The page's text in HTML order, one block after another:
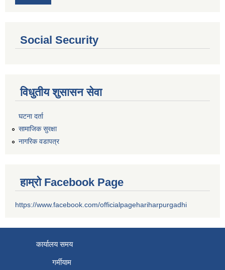
Social Security
विधुतीय शुसासन सेवा
घटना दर्ता
सामाजिक सुरक्षा
नागरिक वडापत्र
हाम्रो Facebook Page
https://www.facebook.com/officialpagehariharpurgadhi
कार्यालय समय
गर्मीयाम